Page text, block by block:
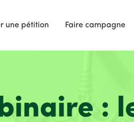
une pétition Faire campagne
: